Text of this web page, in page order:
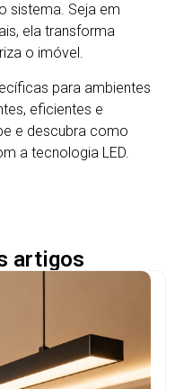
sistema. Seja em
ela transforma
o imóvel.
para ambientes
eficientes e
e descubra como
a tecnologia LED.
artigos